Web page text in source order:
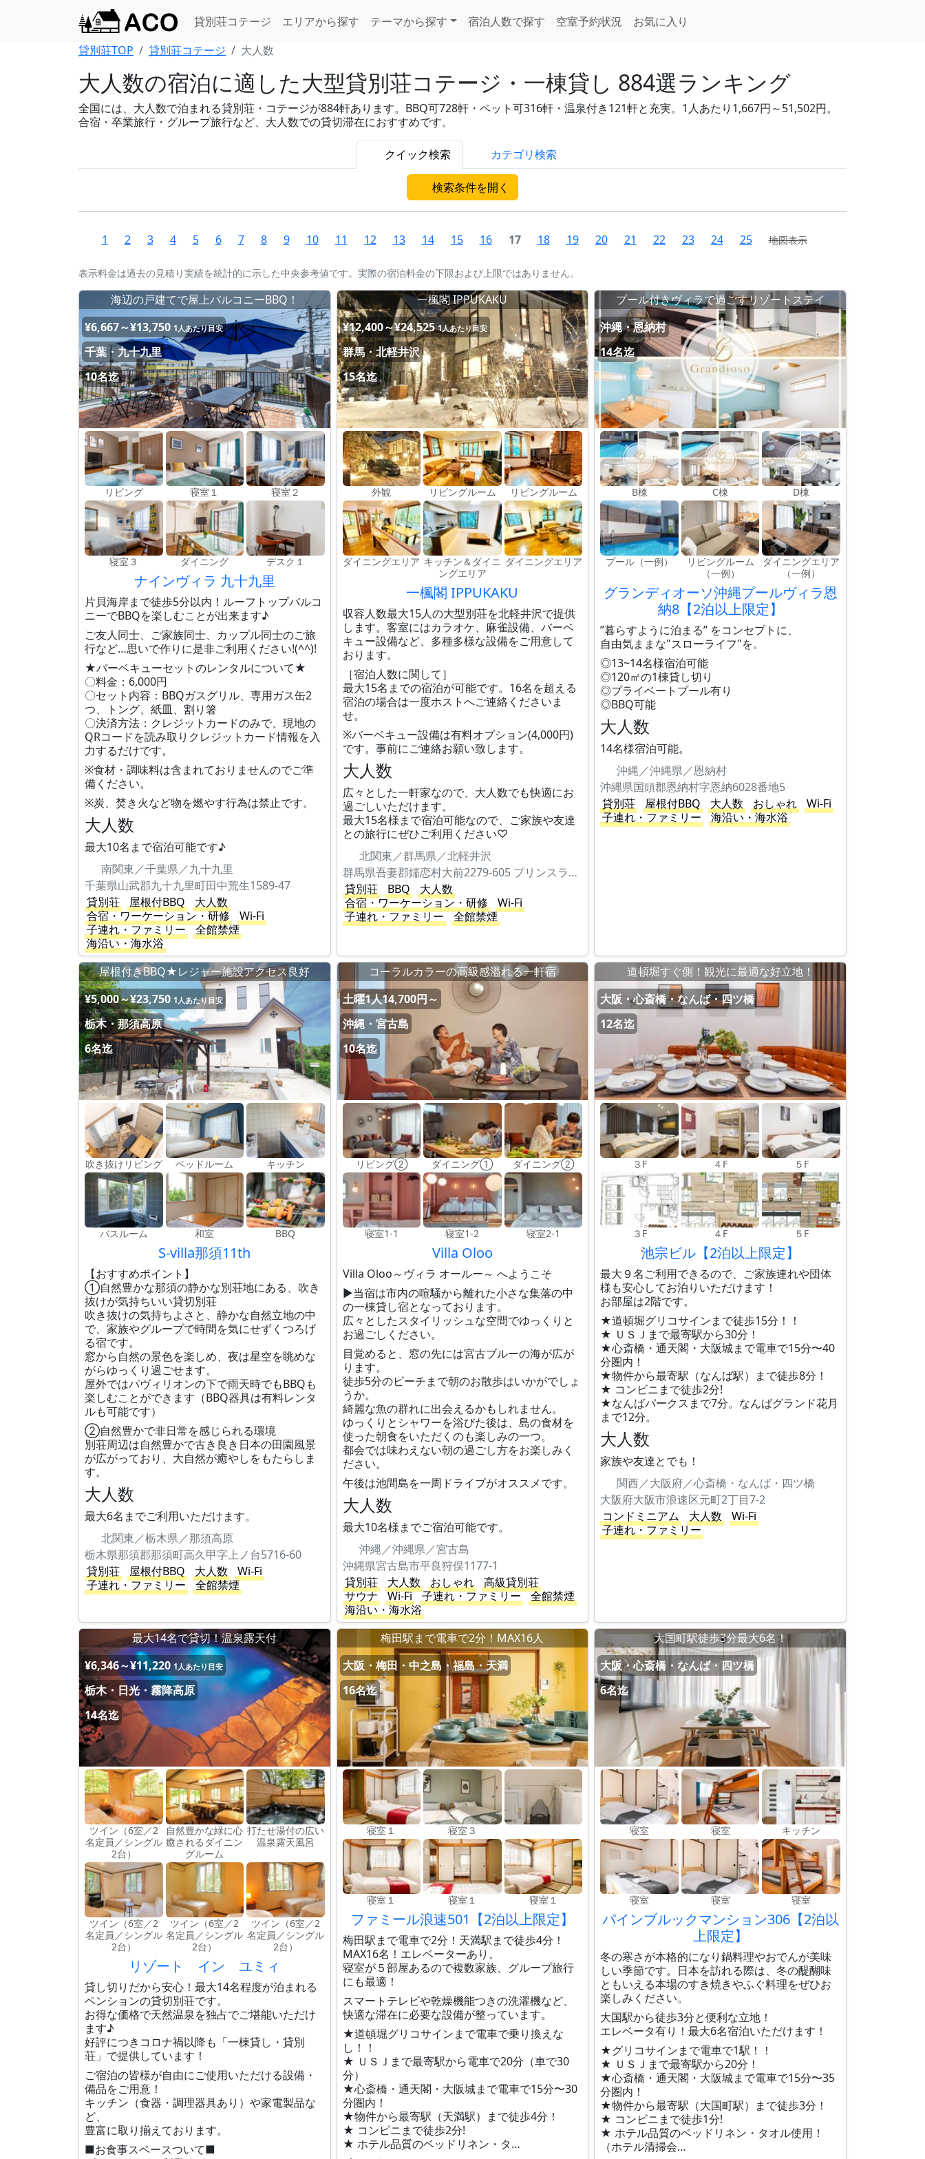
貸別荘コテージ エリアから探す テーマから探す 宿泊人数で探す 空室予約状況
お気に入り
貸別荘TOP
貸別荘コテージ 大人数
大人数の宿泊に適した大型貸別荘コテージ・一棟貸し 884選ランキング
全国には、大人数で泊まれる貸別荘・コテージが884軒あります。BBQ可728軒・ペット可316軒・温泉付き121軒と充実。1人あたり1,667円～51,502円。
合宿・卒業旅行・グループ旅行など、大人数での貸切滞在におすすめです。
クイック検索 カテゴリ検索
検索条件を開く
1 2 3 4 5 6 7 8 9 10 11 12 13 14 15 16 17 18 19 20 21 22 23 24 25 地図表示
表示料金は過去の見積り実績を統計的に示した中央参考値です。実際の宿泊料金の下限および上限ではありません。
海辺の戸建てで屋上バルコニーBBQ！
¥6,667～¥13,750 1人あたり目安
千葉・九十九里
10名迄
リビング 寝室１ 寝室２
寝室３ ダイニング デスク１
ナインヴィラ 九十九里
片貝海岸まで徒歩5分以内！ルーフトップバルコ
ニーでBBQを楽しむことが出来ます♪
ご友人同士、ご家族同士、カップル同士のご旅
行など…思いで作りに是非ご利用ください!(^^)!
★バーベキューセットのレンタルについて★
〇料金：6,000円
〇セット内容：BBQガスグリル、専用ガス缶2
つ、トング、紙皿、割り箸
〇決済方法：クレジットカードのみで、現地の
QRコードを読み取りクレジットカード情報を入
力するだけです。
※食材・調味料は含まれておりませんのでご準
備ください。
※炭、焚き火など物を燃やす行為は禁止です。
大人数
最大10名まで宿泊可能です♪
南関東／千葉県／九十九里
千葉県山武郡九十九里町田中荒生1589-47
貸別荘
屋根付BBQ
大人数
合宿・ワーケーション・研修
Wi-Fi
子連れ・ファミリー
全館禁煙
海沿い・海水浴
一楓閣 IPPUKAKU
¥12,400～¥24,525 1人あたり目安
群馬・北軽井沢
15名迄
外観 リビングルーム リビングルーム
ダイニングエリア キッチン＆ダイニ
ングエリア
ダイニングエリア
一楓閣 IPPUKAKU
収容人数最大15人の大型別荘を北軽井沢で提供
します。客室にはカラオケ、麻雀設備、バーベ
キュー設備など、多種多様な設備をご用意して
おります。
［宿泊人数に関して］
最大15名までの宿泊が可能です。16名を超える
宿泊の場合は一度ホストへご連絡くださいま
せ。
※バーベキュー設備は有料オプション(4,000円)
です。事前にご連絡お願い致します。
大人数
広々とした一軒家なので、大人数でも快適にお
過ごしいただけます。
最大15名様まで宿泊可能なので、ご家族や友達
との旅行にぜひご利用ください♡
北関東／群馬県／北軽井沢
群馬県吾妻郡嬬恋村大前2279-605 プリンスランド別荘地 虹の街691番
貸別荘
BBQ
大人数
合宿・ワーケーション・研修
Wi-Fi
子連れ・ファミリー
全館禁煙
プール付きヴィラで過ごすリゾートステイ
沖縄・恩納村
14名迄
B棟 C棟 D棟
プール（一例）
リビングルーム
（一例）
ダイニングエリア
（一例）
グランディオーソ沖縄プールヴィラ恩
納8【2泊以上限定】
”暮らすように泊まる” をコンセプトに、
自由気ままな"スローライフ"を。
◎13~14名様宿泊可能
◎120㎡の1棟貸し切り
◎プライベートプール有り
◎BBQ可能
大人数
14名様宿泊可能。
沖縄／沖縄県／恩納村
沖縄県国頭郡恩納村字恩納6028番地5
貸別荘
屋根付BBQ 大人数 おしゃれ
Wi-Fi
子連れ・ファミリー
海沿い・海水浴
屋根付きBBQ★レジャー施設アクセス良好
¥5,000～¥23,750 1人あたり目安
栃木・那須高原
6名迄
吹き抜けリビング ベッドルーム キッチン
バスルーム 和室 BBQ
S-villa那須11th
【おすすめポイント】
①自然豊かな那須の静かな別荘地にある、吹き
抜けが気持ちいい貸切別荘
吹き抜けの気持ちよさと、静かな自然立地の中
で、家族やグループで時間を気にせずくつろげ
る宿です。
窓から自然の景色を楽しめ、夜は星空を眺めな
がらゆっくり過ごせます。
屋外ではパヴィリオンの下で雨天時でもBBQも
楽しむことができます（BBQ器具は有料レンタ
ルも可能です）
②自然豊かで非日常を感じられる環境
別荘周辺は自然豊かで古き良き日本の田園風景
が広がっており、大自然が癒やしをもたらしま
す。
大人数
最大6名までご利用いただけます。
北関東／栃木県／那須高原
栃木県那須郡那須町高久甲字上ノ台5716-60
貸別荘
屋根付BBQ 大人数
Wi-Fi
子連れ・ファミリー
全館禁煙
コーラルカラーの高級感溢れる一軒宿
土曜1人14,700円～
沖縄・宮古島
10名迄
リビング② ダイニング① ダイニング②
寝室1-1 寝室1-2 寝室2-1
Villa Oloo
Villa Oloo～ヴィラ オールー～ へようこそ
▶当宿は市内の喧騒から離れた小さな集落の中
の一棟貸し宿となっております。
広々としたスタイリッシュな空間でゆっくりと
お過ごしください。
目覚めると、窓の先には宮古ブルーの海が広が
ります。
徒歩5分のビーチまで朝のお散歩はいかがでしょ
うか。
綺麗な魚の群れに出会えるかもしれません。
ゆっくりとシャワーを浴びた後は、島の食材を
使った朝食をいただくのも楽しみの一つ。
都会では味わえない朝の過ごし方をお楽しみく
ださい。
午後は池間島を一周ドライブがオススメです。
大人数
最大10名様までご宿泊可能です。
沖縄／沖縄県／宮古島
沖縄県宮古島市平良狩俣1177-1
貸別荘
大人数 おしゃれ
高級貸別荘
サウナ
Wi-Fi 子連れ・ファミリー
全館禁煙
海沿い・海水浴
道頓堀すぐ側！観光に最適な好立地！
大阪・心斎橋・なんば・四ツ橋
12名迄
３F ４F ５F
３F ４F ５F
池宗ビル【2泊以上限定】
最大９名ご利用できるので、ご家族連れや団体
様も安心してお泊りいただけます！
お部屋は2階です。
★道頓堀グリコサインまで徒歩15分！！
★ ＵＳＪまで最寄駅から30分！
★心斎橋・通天閣・大阪城まで電車で15分〜40
分圏内！
★物件から最寄駅（なんば駅）まで徒歩8分！
★ コンビニまで徒歩2分!
★なんばパークスまで7分。なんばグランド花月
まで12分。
大人数
家族や友達とでも！
関西／大阪府／心斎橋・なんば・四ツ橋
大阪府大阪市浪速区元町2丁目7-2
コンドミニアム
大人数
Wi-Fi
子連れ・ファミリー
最大14名で貸切！温泉露天付
¥6,346～¥11,220 1人あたり目安
栃木・日光・霧降高原
14名迄
ツイン（6室／2
名定員／シングル
2台）
自然豊かな緑に心
癒されるダイニン
グルーム
打たせ湯付の広い
温泉露天風呂
ツイン（6室／2
名定員／シングル
2台）
ツイン（6室／2
名定員／シングル
2台）
ツイン（6室／2
名定員／シングル
2台）
リゾート イン ユミィ
貸し切りだから安心！最大14名程度が泊まれる
ペンションの貸切別荘です。
お得な価格で天然温泉を独占でご堪能いただけ
ます♪
好評につきコロナ禍以降も「一棟貸し・貸別
荘」で提供しています！
ご宿泊の皆様が自由にご使用いただける設備・
備品をご用意！
キッチン（食器・調理器具あり）や家電製品な
ど、
豊富に取り揃えております。
■お食事スペースついて■
梅田駅まで電車で2分！MAX16人
大阪・梅田・中之島・福島・天満
16名迄
寝室１ 寝室３
寝室１ 寝室１ 寝室１
ファミール浪速501【2泊以上限定】
梅田駅まで電車で2分！天満駅まで徒歩4分！
MAX16名！エレベーターあり。
寝室が５部屋あるので複数家族、グループ旅行
にも最適！
スマートテレビや乾燥機能つきの洗濯機など、
快適な滞在に必要な設備が整っています。
★道頓堀グリコサインまで電車で乗り換えな
し！！
★ ＵＳＪまで最寄駅から電車で20分（車で30
分）
★心斎橋・通天閣・大阪城まで電車で15分〜30
分圏内！
★物件から最寄駅（天満駅）まで徒歩4分！
★ コンビニまで徒歩2分!
★ ホテル品質のベッドリネン・タ…
大国町駅徒歩3分最大6名！
大阪・心斎橋・なんば・四ツ橋
6名迄
寝室 寝室 キッチン
寝室 寝室 寝室
パインブルックマンション306【2泊以
上限定】
冬の寒さが本格的になり鍋料理やおでんが美味
しい季節です。日本を訪れる際は、冬の醍醐味
ともいえる本場のすき焼きやふぐ料理をぜひお
楽しみください。
大国駅から徒歩3分と便利な立地！
エレベータ有り！最大6名宿泊いただけます！
★グリコサインまで電車で1駅！！
★ ＵＳＪまで最寄駅から20分！
★心斎橋・通天閣・大阪城まで電車で15分〜35
分圏内！
★物件から最寄駅（大国町駅）まで徒歩3分！
★ コンビニまで徒歩1分!
★ ホテル品質のベッドリネン・タオル使用！
（ホテル清掃会…